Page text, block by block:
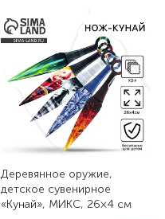
Деревянное оружие,
детское сувенирное
«Кунай», МИКС, 26×4 см